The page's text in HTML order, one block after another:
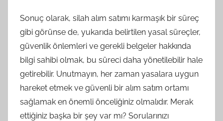
Sonuç olarak, silah alım satımı karmaşık bir süreç
gibi görünse de, yukarıda belirtilen yasal süreçler,
güvenlik önlemleri ve gerekli belgeler hakkında
bilgi sahibi olmak, bu süreci daha yönetilebilir hale
getirebilir. Unutmayın, her zaman yasalara uygun
hareket etmek ve güvenli bir alım satım ortamı
sağlamak en önemli önceliğiniz olmalıdır. Merak
ettiğiniz başka bir şey var mı? Sorularınızı